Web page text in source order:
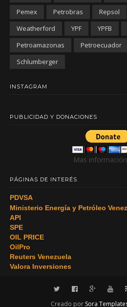
Pemex
Petrobras Repsol
Weatherford
YPF YPFB
Petroamazonas
Petroecuador
Schlumberger
INSTAGRAM
PUBLICIDAD Y DONACIONES
Mas información
PÁGINAS DE INTERÉS
PDVSA
Ministerio Energía y Petróleo
API
SPE
OIL PRICE
OilPro
Reuters Venezuela
Valora Inversiones
Creado por Sora